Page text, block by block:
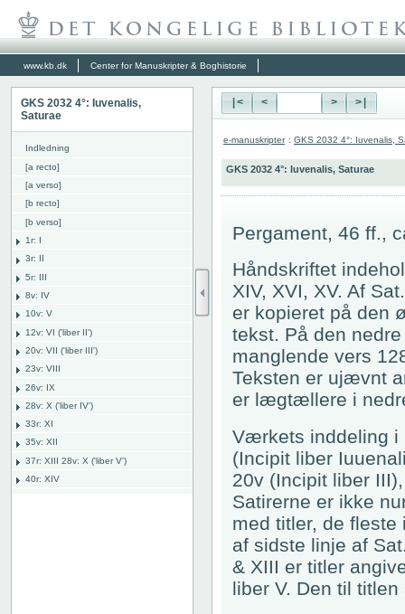
www.kb.dk Center for Manuskripter & Boghistorie
GKS 2032 4°: Iuvenalis,
Saturae
Indledning
[a recto]
[a verso]
[b recto]
[b verso]
1r: I
3r: II
5r: III
8v: IV
10v: V
12v: VI ('liber II')
20v: VII ('liber III')
23v: VIII
26v: IX
28v: X ('liber IV')
33r: XI
35v: XII
37r: XIII 28v: X ('liber V')
40r: XIV
|< < > >|
e-manuskripter : GKS 2032 4°: Iuvenalis,
GKS 2032 4°: Iuvenalis, Saturae
Pergament, 46 ff.,
Håndskriftet
XIV, XVI, XV. Af
er kopieret på den
tekst. På den
manglende vers
Teksten er ujævnt
er lægtællere i
Værkets inddeling i
(Incipit liber
20v (Incipit liber
Satirerne er ikke
med titler, de
af sidste linje af
& XIII er titler
liber V. Den til